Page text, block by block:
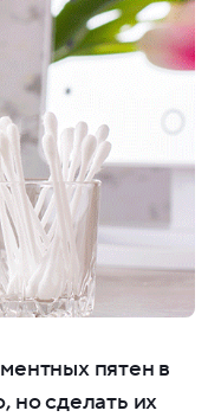
пятен в
но сделать их